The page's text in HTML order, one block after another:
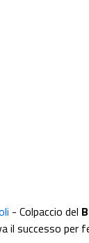
- Colpaccio del
il successo per